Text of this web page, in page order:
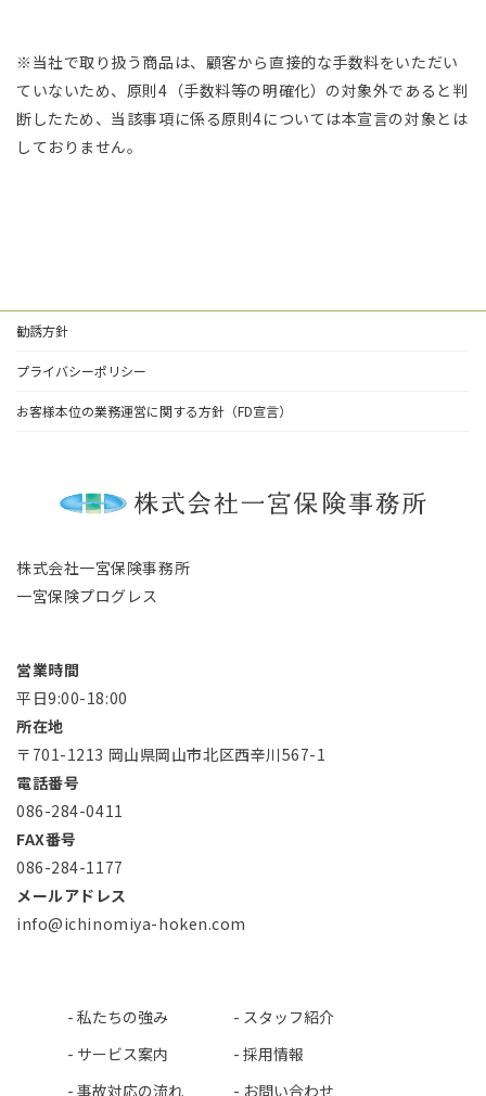
※当社で取り扱う商品は、顧客から直接的な手数料をいただい
ていないため、原則4（手数料等の明確化）の対象外であると判
断したため、当該事項に係る原則4については本宣言の対象とは
しておりません。
勧誘方針
プライバシーポリシー
お客様本位の業務運営に関する方針（FD宣言）
株式会社一宮保険事務所
一宮保険プログレス
営業時間
平日9:00-18:00
所在地
〒701-1213 岡山県岡山市北区西辛川567-1
電話番号
086-284-0411
FAX番号
086-284-1177
メールアドレス
info@ichinomiya-hoken.com
- 私たちの強み - スタッフ紹介
- サービス案内 - 採用情報
- 事故対応の流れ - お問い合わせ